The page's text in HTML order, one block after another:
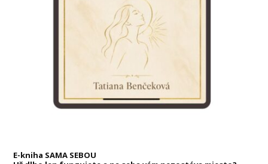
E-kniha SAMA SEBOU